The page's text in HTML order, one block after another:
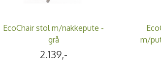
EcoChair stol m/nakkepute -
grå
2.139,-
m/